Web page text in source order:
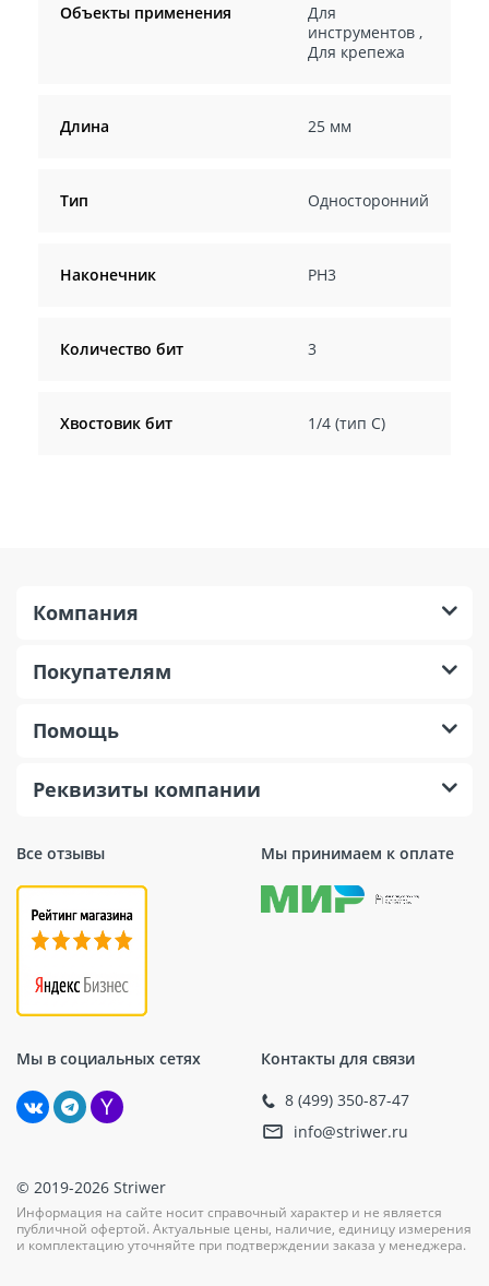
Объекты применения
Для
инструментов,
Для крепежа
Длина 25 мм
Тип Односторонний
Наконечник PH3
Количество бит 3
Хвостовик бит 1/4 (тип С)
Все отзывы Мы принимаем к оплате
Мы в социальных сетях Контакты для связи
8 (499) 350-87-47
info@striwer.ru
Компания
Покупателям
Помощь
Реквизиты компании
© 2019-2026 Striwer
Информация на сайте носит справочный характер и не является
публичной офертой. Актуальные цены, наличие, единицу измерения
и комплектацию уточняйте при подтверждении заказа у менеджера.